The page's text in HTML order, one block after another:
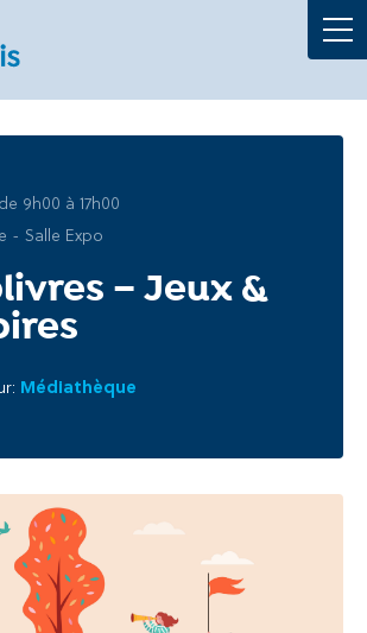
de 9h00 à 17h00
- Salle Expo
– Jeux &
Médiathèque
La Mairie
Au quotidien
Culture et loisirs
Agenda
Recherche